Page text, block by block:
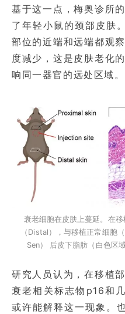
基于这一点，梅奥诊所
了年轻小鼠的颈部皮肤
部位的近端和远端都观
度减少，这是皮肤老化
响同一器官的远处区域。
衰老细胞在皮肤上蔓延。在
（Distal），与移植正常细胞
Sen） 后皮下脂肪（白色区
研究人员认为，在移植
衰老相关标志物p16和
或许能解释这一现象。